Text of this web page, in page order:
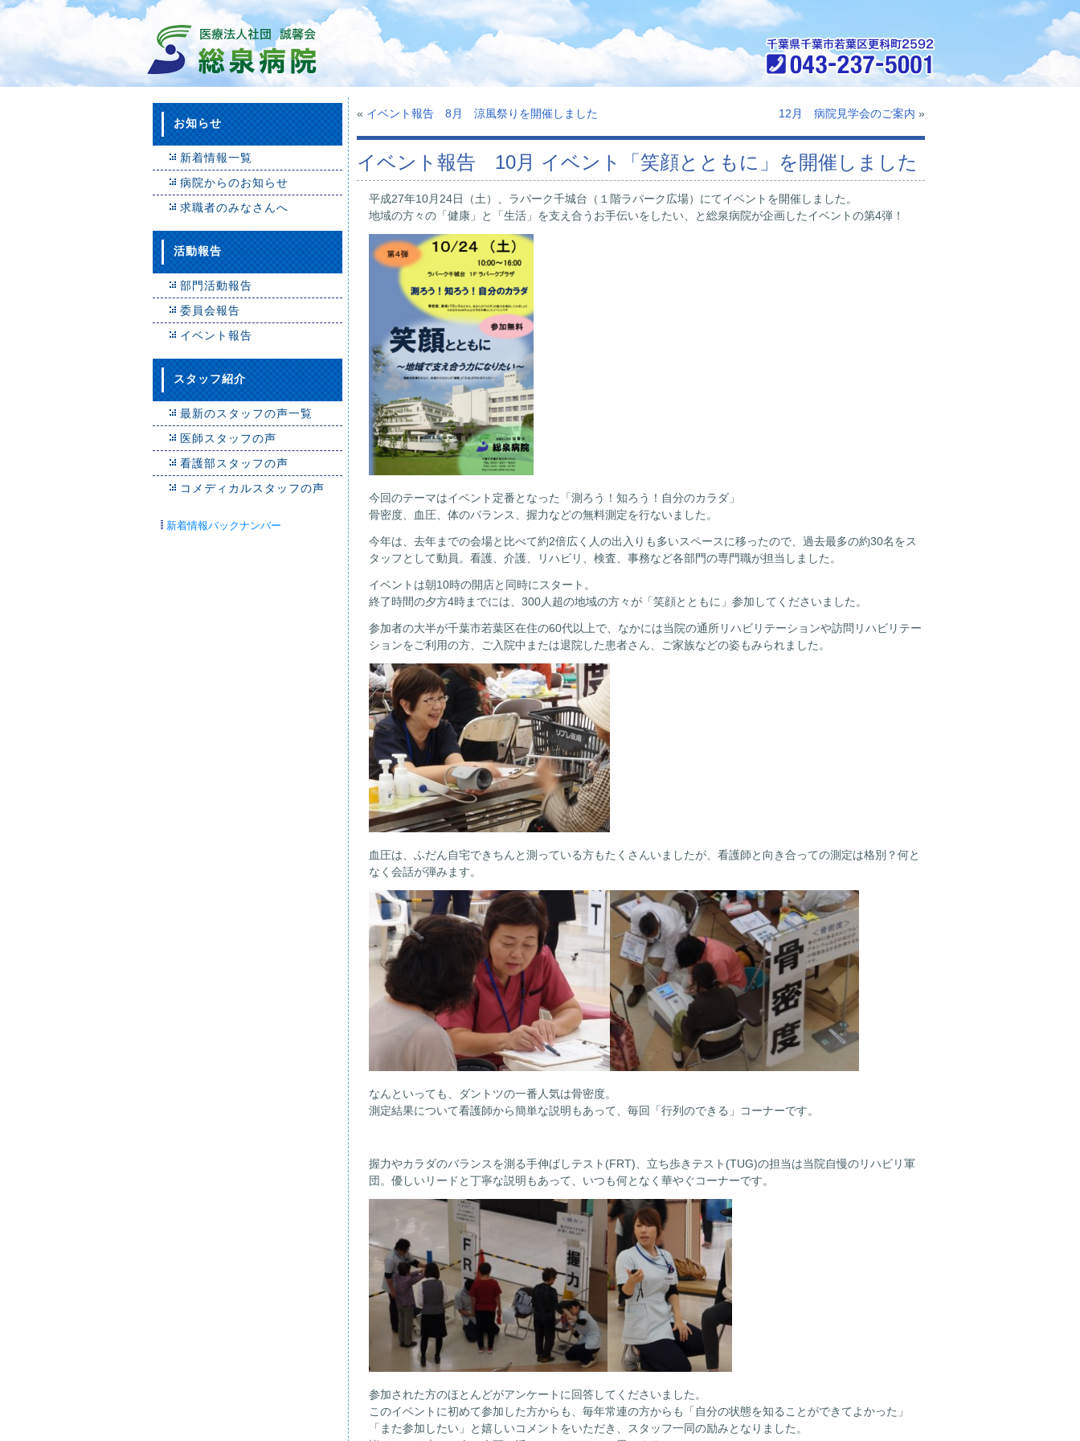
お知らせ
新着情報一覧
病院からのお知らせ
求職者のみなさんへ
活動報告
部門活動報告
委員会報告
イベント報告
スタッフ紹介
最新のスタッフの声一覧
医師スタッフの声
看護部スタッフの声
コメディカルスタッフの声
新着情報バックナンバー
« イベント報告 8月 涼風祭りを開催しました 12月 病院見学会のご案内 »
イベント報告 10月 イベント「笑顔とともに」を開催しました
平成27年10月24日（土）、ラパーク千城台（１階ラパーク広場）にてイベントを開催しました。
地域の方々の「健康」と「生活」を支え合うお手伝いをしたい、と総泉病院が企画したイベントの第4弾！
今回のテーマはイベント定番となった「測ろう！知ろう！自分のカラダ」
骨密度、血圧、体のバランス、握力などの無料測定を行ないました。
今年は、去年までの会場と比べて約2倍広く人の出入りも多いスペースに移ったので、過去最多の約30名をス
タッフとして動員。看護、介護、リハビリ、検査、事務など各部門の専門職が担当しました。
イベントは朝10時の開店と同時にスタート。
終了時間の夕方4時までには、300人超の地域の方々が「笑顔とともに」参加してくださいました。
参加者の大半が千葉市若葉区在住の60代以上で、なかには当院の通所リハビリテーションや訪問リハビリテー
ションをご利用の方、ご入院中または退院した患者さん、ご家族などの姿もみられました。
血圧は、ふだん自宅できちんと測っている方もたくさんいましたが、看護師と向き合っての測定は格別？何と
なく会話が弾みます。
なんといっても、ダントツの一番人気は骨密度。
測定結果について看護師から簡単な説明もあって、毎回「行列のできる」コーナーです。
握力やカラダのバランスを測る手伸ばしテスト(FRT)、立ち歩きテスト(TUG)の担当は当院自慢のリハビリ軍
団。優しいリードと丁寧な説明もあって、いつも何となく華やぐコーナーです。
参加された方のほとんどがアンケートに回答してくださいました。
このイベントに初めて参加した方からも、毎年常連の方からも「自分の状態を知ることができてよかった」
「また参加したい」と嬉しいコメントをいただき、スタッフ一同の励みとなりました。